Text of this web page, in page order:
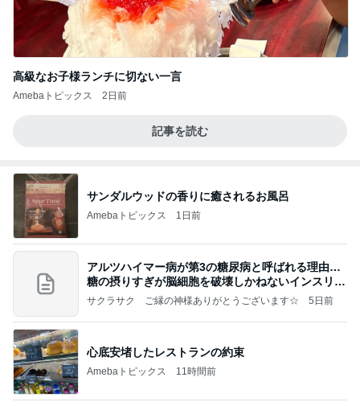
高級なお子様ランチに切ない一言
Amebaトピックス 2日前
記事を読む
サンダルウッドの香りに癒されるお風呂
Amebaトピックス 1日前
アルツハイマー病が第3の糖尿病と呼ばれる理由…
糖の摂りすぎが脳細胞を破壊しかねないインスリン
の恐
サクラサク ご縁の神様ありがとうございます☆ 5日前
心底安堵したレストランの約束
Amebaトピックス 11時間前